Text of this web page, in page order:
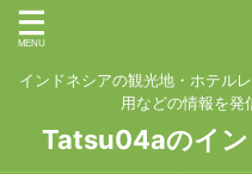
インドネシアの観光地・ホテル
用などの情報を発
Tatsu04aのイン